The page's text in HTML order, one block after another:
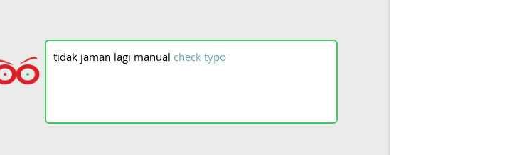
tidak jaman lagi manual check typo